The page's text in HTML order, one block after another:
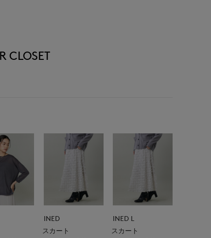
CLOSET
INED
スカート
INED L
スカート